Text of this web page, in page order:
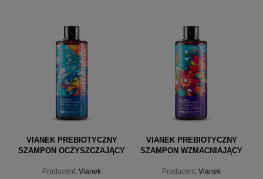
do koszyka do koszyka
VIANEK PREBIOTYCZNY
SZAMPON OCZYSZCZAJĄCY
Producent: Vianek
VIANEK PREBIOTYCZNY
SZAMPON WZMACNIAJĄCY
Producent: Vianek